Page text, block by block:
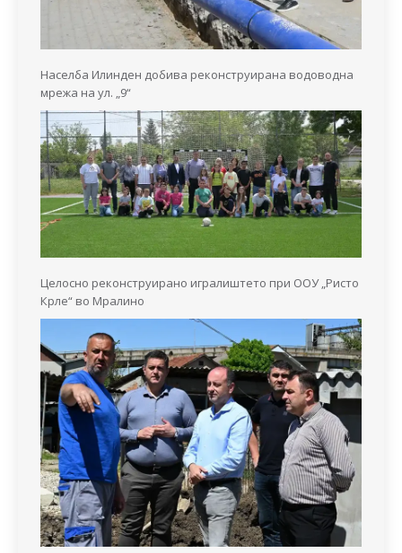
Населба Илинден добива реконструирана водоводна
мрежа на ул. „9“
Целосно реконструирано игралиштето при ООУ „Ристо
Крле“ во Мралино